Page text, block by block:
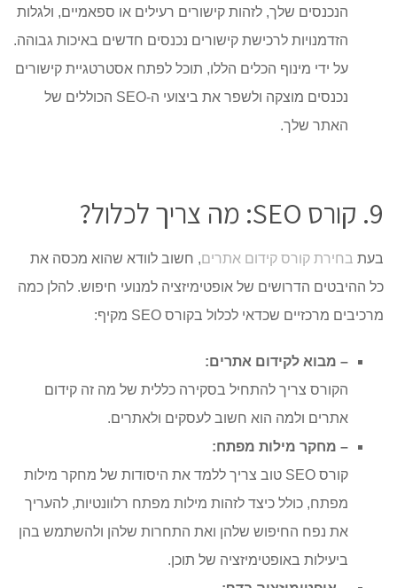
הנכנסים שלך, לזהות קישורים רעילים או ספאמיים, ולגלות
הזדמנויות לרכישת קישורים נכנסים חדשים באיכות גבוהה.
על ידי מינוף הכלים הללו, תוכל לפתח אסטרטגיית קישורים
נכנסים מוצקה ולשפר את ביצועי ה-SEO הכוללים של
האתר שלך.
9. קורס SEO: מה צריך לכלול?
בעת בחירת קורס קידום אתרים, חשוב לוודא שהוא מכסה את
כל ההיבטים הדרושים של אופטימיזציה למנועי חיפוש. להלן כמה
מרכיבים מרכזיים שכדאי לכלול בקורס SEO מקיף:
– מבוא לקידום אתרים:
הקורס צריך להתחיל בסקירה כללית של מה זה קידום
אתרים ולמה הוא חשוב לעסקים ולאתרים.
– מחקר מילות מפתח:
קורס SEO טוב צריך ללמד את היסודות של מחקר מילות
מפתח, כולל כיצד לזהות מילות מפתח רלוונטיות, להעריך
את נפח החיפוש שלהן ואת התחרות שלהן ולהשתמש בהן
ביעילות באופטימיזציה של תוכן.